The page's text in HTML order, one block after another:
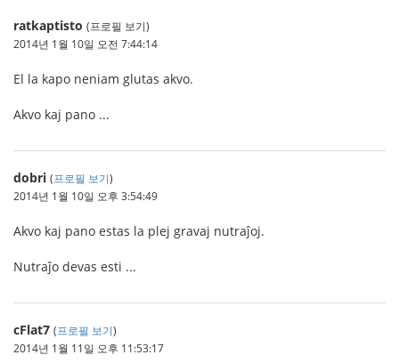
ratkaptisto (프로필 보기)
2014년 1월 10일 오전 7:44:14
El la kapo neniam glutas akvo.
Akvo kaj pano ...
dobri (프로필 보기)
2014년 1월 10일 오후 3:54:49
Akvo kaj pano estas la plej gravaj nutraĵoj.
Nutraĵo devas esti ...
cFlat7 (프로필 보기)
2014년 1월 11일 오후 11:53:17